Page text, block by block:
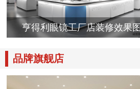
亨得利眼镜工厂店装修效果图
品牌旗舰店